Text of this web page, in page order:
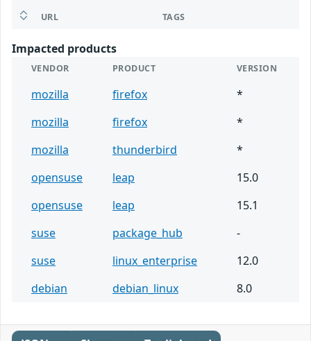
URL TAGS
Impacted products
VENDOR PRODUCT VERSION
mozilla firefox
*
mozilla
firefox
*
mozilla
thunderbird
*
opensuse
leap
15.0
opensuse
leap
15.1
suse
package_hub
-
suse
linux_enterprise
12.0
debian
debian_linux 8.0